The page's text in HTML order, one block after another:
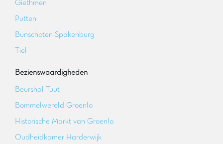
Giethmen
Putten
Bunschoten-Spakenburg
Tiel
Bezienswaardigheden
Beurshal Tuut
Bommelwereld Groenlo
Historische Markt van Groenlo
Oudheidkamer Harderwijk